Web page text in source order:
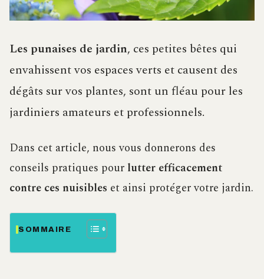
Les punaises de jardin, ces petites bêtes qui
envahissent vos espaces verts et causent des
dégâts sur vos plantes, sont un fléau pour les
jardiniers amateurs et professionnels.
Dans cet article, nous vous donnerons des
conseils pratiques pour lutter efficacement
contre ces nuisibles et ainsi protéger votre jardin.
SOMMAIRE